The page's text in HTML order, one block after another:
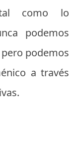
como lo
podemos
podemos
a través